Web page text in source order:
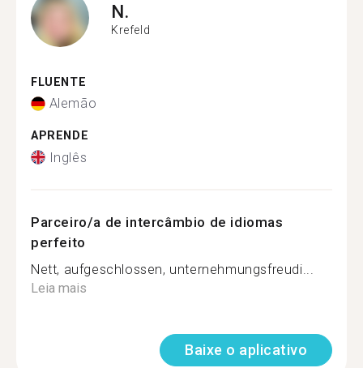
N.
Krefeld
FLUENTE
Alemão
APRENDE
Inglês
Parceiro/a de intercâmbio de idiomas
perfeito
Nett, aufgeschlossen, unternehmungsfreudi...
Leia mais
Baixe o aplicativo